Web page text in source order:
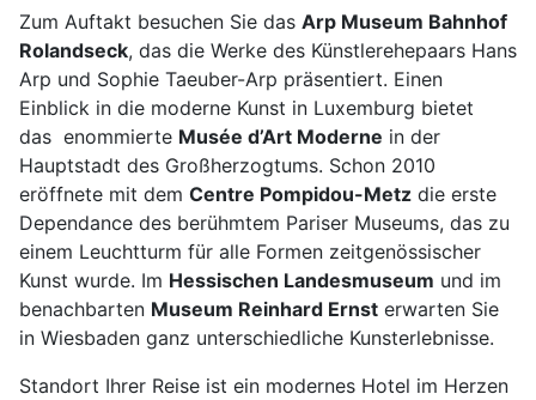
Zum Auftakt besuchen Sie das Arp Museum Bahnhof
Rolandseck, das die Werke des Künstlerehepaars Hans
Arp und Sophie Taeuber-Arp präsentiert. Einen
Einblick in die moderne Kunst in Luxemburg bietet
das enommierte Musée d’Art Moderne in der
Hauptstadt des Großherzogtums. Schon 2010
eröffnete mit dem Centre Pompidou-Metz die erste
Dependance des berühmtem Pariser Museums, das zu
einem Leuchtturm für alle Formen zeitgenössischer
Kunst wurde. Im Hessischen Landesmuseum und im
benachbarten Museum Reinhard Ernst erwarten Sie
in Wiesbaden ganz unterschiedliche Kunsterlebnisse.
Standort Ihrer Reise ist ein modernes Hotel im Herzen